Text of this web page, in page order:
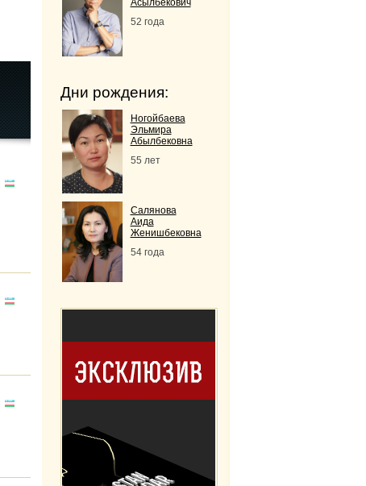
Асылбекович
52 года
Дни рождения:
Ногойбаева
Эльмира
Абылбековна
55 лет
Салянова
Аида
Женишбековна
54 года